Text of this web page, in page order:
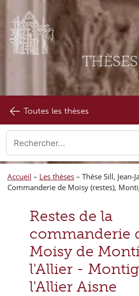
THÈSES
Toutes les thèses
Quand les résultats de l'auto-
Accueil – Les thèses – Thèse Sill, Jean-
Commanderie de Moisy (restes),
Restes de la
commanderie
Moisy de
l'Allier -
l'Allier Aisne